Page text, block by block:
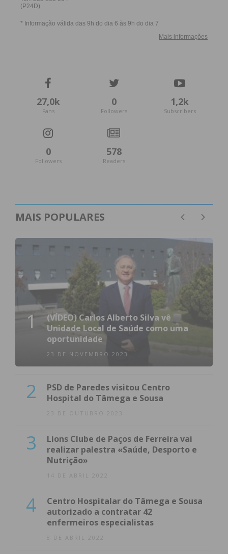
27,0k
Fans
0
Followers
1,2k
Subscribers
0
Followers
578
Readers
MAIS POPULARES
1
(VÍDEO) Carlos Alberto Silva vê
Unidade Local de Saúde como uma
oportunidade
23 DE NOVEMBRO 2023
2
PSD de Paredes visitou Centro
Hospital do Tâmega e Sousa
23 DE OUTUBRO 2023
3
Lions Clube de Paços de Ferreira vai
realizar palestra «Saúde, Desporto e
Nutrição»
14 DE ABRIL 2022
4
Centro Hospitalar do Tâmega e Sousa
autorizado a contratar 42
enfermeiros especialistas
8 DE ABRIL 2022